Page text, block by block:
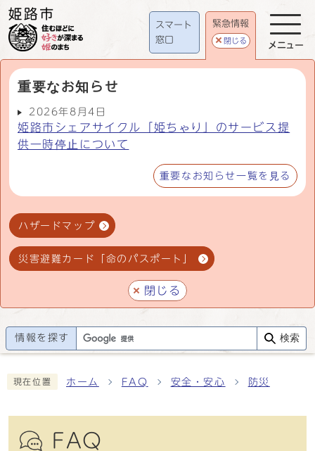
スマート
窓口
緊急情報
閉じる
重要なお知らせ
2026年8月4日
姫路市シェアサイクル「姫ちゃり」のサービス提
供一時停止について
重要なお知らせ一覧を見る
ハザードマップ
災害避難カード「命のパスポート」
閉じる
メニュー
情報を探す 検索
現在位置 ホーム FAQ 安全・安心 防災
FAQ